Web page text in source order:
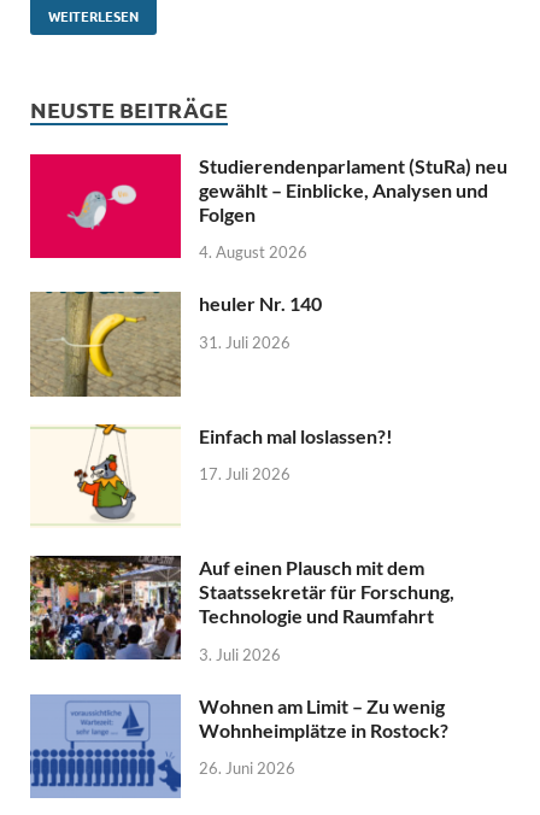
WEITERLESEN
NEUSTE BEITRÄGE
Studierendenparlament (StuRa) neu
gewählt – Einblicke, Analysen und
Folgen
4. August 2026
heuler Nr. 140
31. Juli 2026
Einfach mal loslassen?!
17. Juli 2026
Auf einen Plausch mit dem
Staatssekretär für Forschung,
Technologie und Raumfahrt
3. Juli 2026
Wohnen am Limit – Zu wenig
Wohnheimplätze in Rostock?
26. Juni 2026